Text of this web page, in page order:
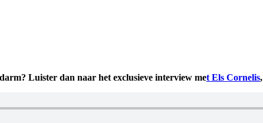
Luister dan naar het exclusieve interview met Els Cornelis